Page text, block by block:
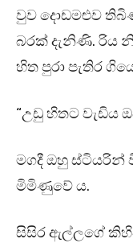
වුව දොඩමළුව
බරක් දැනිණි. රිය
හිත පුරා පැතිර
“උඩු හිතට වැඩිය
මගදී ඔහු
මිමිණුවේ ය.
සිසිර ඇල්ලගේ